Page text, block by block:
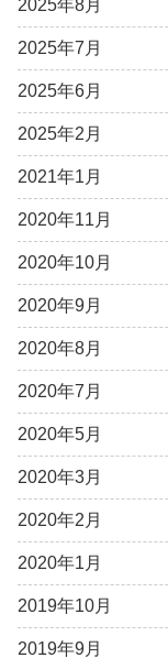
2025年8月
2025年7月
2025年6月
2025年2月
2021年1月
2020年11月
2020年10月
2020年9月
2020年8月
2020年7月
2020年5月
2020年3月
2020年2月
2020年1月
2019年10月
2019年9月